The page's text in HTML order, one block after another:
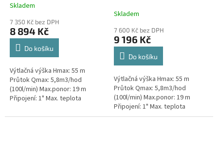
Průměrné
produktu
je
4,8
hvězdiček.
Skladem
7 350 Kč bez DPH
8 894 Kč
Do košíku
Výtlačná výška Hmax: 55 m
Průtok Qmax: 5,8m3/hod
(100l/min) Max.ponor: 19 m
Připojení: 1" Max. teplota
m
Skladem
7 600 Kč bez DPH
9 196 Kč
Do košíku
Výtlačná výška Hmax: 55 m
Průtok Qmax: 5,8m3/hod
(100l/min) Max.ponor: 19 m
Připojení: 1" Max. teplota
kapaliny: 35°C Délka kabelu: 22